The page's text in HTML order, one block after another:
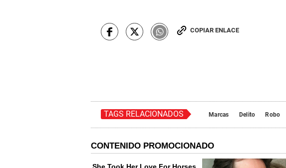
COPIAR ENLACE
TAGS RELACIONADOS Marcas Delito Robo